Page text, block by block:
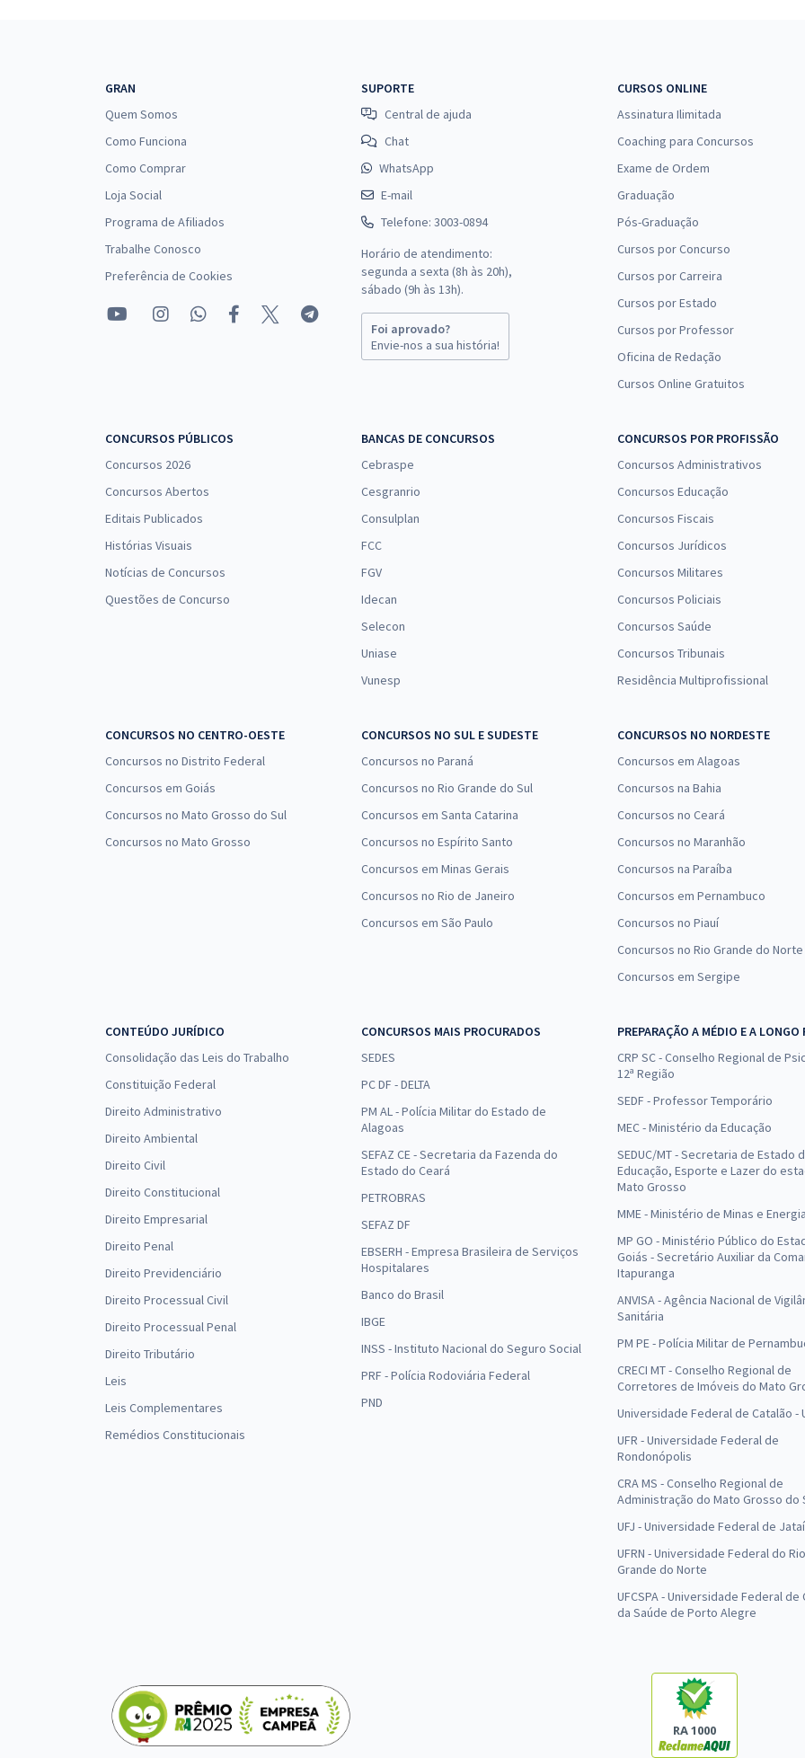
GRAN
Quem Somos
Como Funciona
Como Comprar
Loja Social
Programa de Afiliados
Trabalhe Conosco
Preferência de Cookies
SUPORTE
Central de ajuda
Chat
WhatsApp
E-mail
Telefone: 3003-0894
Horário de atendimento:
segunda a sexta (8h às 20h),
sábado (9h às 13h).
Foi aprovado?
Envie-nos a sua história!
CURSOS ONLINE
Assinatura Ilimitada
Coaching para Concursos
Exame de Ordem
Graduação
Pós-Graduação
Cursos por Concurso
Cursos por Carreira
Cursos por Estado
Cursos por Professor
Oficina de Redação
Cursos Online Gratuitos
CONCURSOS PÚBLICOS
Concursos 2026
Concursos Abertos
Editais Publicados
Histórias Visuais
Notícias de Concursos
Questões de Concurso
BANCAS DE CONCURSOS
Cebraspe
Cesgranrio
Consulplan
FCC
FGV
Idecan
Selecon
Uniase
Vunesp
CONCURSOS POR PROFISSÃO
Concursos Administrativos
Concursos Educação
Concursos Fiscais
Concursos Jurídicos
Concursos Militares
Concursos Policiais
Concursos Saúde
Concursos Tribunais
Residência Multiprofissional
CONCURSOS NO CENTRO-OESTE
Concursos no Distrito Federal
Concursos em Goiás
Concursos no Mato Grosso do Sul
Concursos no Mato Grosso
CONCURSOS NO SUL E SUDESTE
Concursos no Paraná
Concursos no Rio Grande do Sul
Concursos em Santa Catarina
Concursos no Espírito Santo
Concursos em Minas Gerais
Concursos no Rio de Janeiro
Concursos em São Paulo
CONCURSOS NO NORDESTE
Concursos em Alagoas
Concursos na Bahia
Concursos no Ceará
Concursos no Maranhão
Concursos na Paraíba
Concursos em Pernambuco
Concursos no Piauí
Concursos no Rio Grande do Norte
Concursos em Sergipe
CONTEÚDO JURÍDICO
Consolidação das Leis do Trabalho
Constituição Federal
Direito Administrativo
Direito Ambiental
Direito Civil
Direito Constitucional
Direito Empresarial
Direito Penal
Direito Previdenciário
Direito Processual Civil
Direito Processual Penal
Direito Tributário
Leis
Leis Complementares
Remédios Constitucionais
CONCURSOS MAIS PROCURADOS
SEDES
PC DF - DELTA
PM AL - Polícia Militar do Estado de
Alagoas
SEFAZ CE - Secretaria da Fazenda do
Estado do Ceará
PETROBRAS
SEFAZ DF
EBSERH - Empresa Brasileira de Serviços
Hospitalares
Banco do Brasil
IBGE
INSS - Instituto Nacional do Seguro Social
PRF - Polícia Rodoviária Federal
PND
PREPARAÇÃO A MÉDIO E A LONGO
CRP SC - Conselho Regional de
12ª Região
SEDF - Professor Temporário
MEC - Ministério da Educação
SEDUC/MT - Secretaria de Estado
Educação, Esporte e Lazer do
Mato Grosso
MME - Ministério de Minas e
MP GO - Ministério Público do
Goiás - Secretário Auxiliar da
Itapuranga
ANVISA - Agência Nacional de
Sanitária
PM PE - Polícia Militar de
CRECI MT - Conselho Regional de
Corretores de Imóveis do Mato
Universidade Federal de Catalão -
UFR - Universidade Federal de
Rondonópolis
CRA MS - Conselho Regional de
Administração do Mato Grosso do
UFJ - Universidade Federal de Jataí
UFRN - Universidade Federal do Rio
Grande do Norte
UFCSPA - Universidade Federal de
da Saúde de Porto Alegre
RA 1000